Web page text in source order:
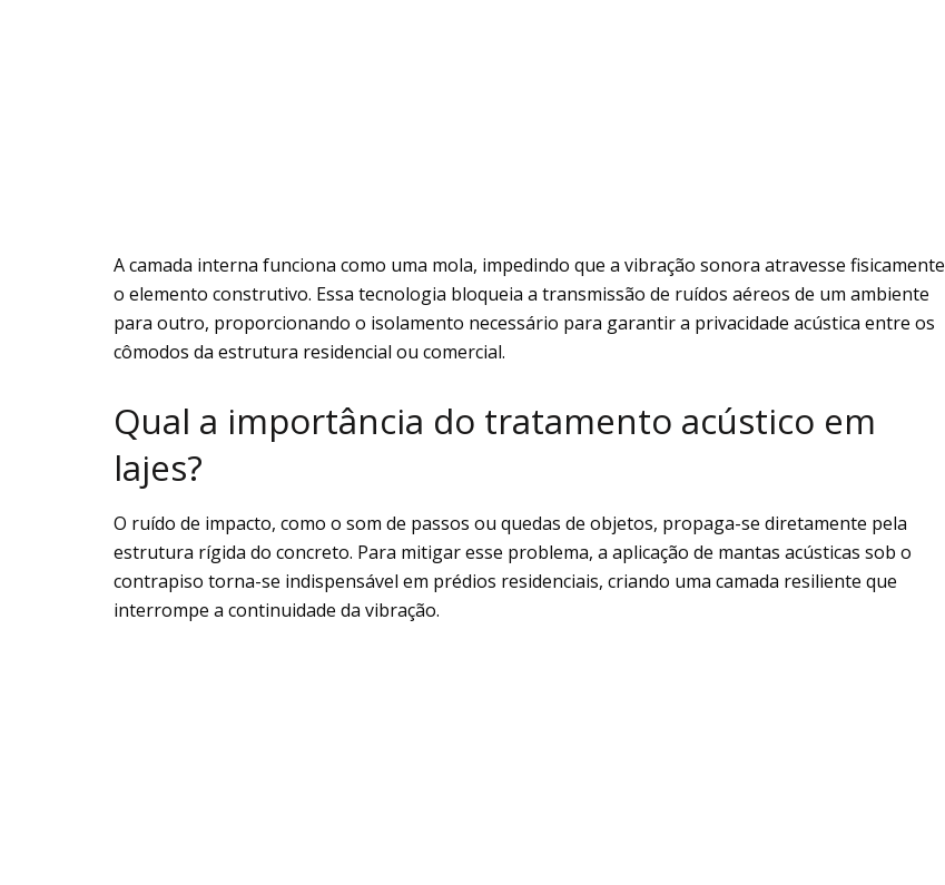
A camada interna funciona como uma mola, impedindo que a vibração sonora atravesse fisicamente
o elemento construtivo. Essa tecnologia bloqueia a transmissão de ruídos aéreos de um ambiente
para outro, proporcionando o isolamento necessário para garantir a privacidade acústica entre os
cômodos da estrutura residencial ou comercial.
Qual a importância do tratamento acústico em
lajes?
O ruído de impacto, como o som de passos ou quedas de objetos, propaga-se diretamente pela
estrutura rígida do concreto. Para mitigar esse problema, a aplicação de mantas acústicas sob o
contrapiso torna-se indispensável em prédios residenciais, criando uma camada resiliente que
interrompe a continuidade da vibração.